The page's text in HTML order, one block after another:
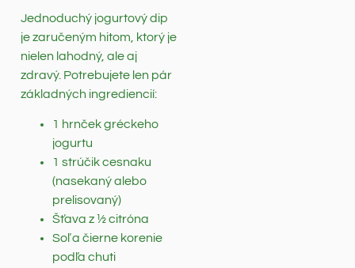
Jednoduchý jogurtový dip
je zaručeným hitom, ktorý je
nielen lahodný, ale aj
zdravý. Potrebujete len pár
základných ingrediencií:
1 hrnček gréckeho
jogurtu
1 strúčik cesnaku
(nasekaný alebo
prelisovaný)
Šťava z ½ citróna
Soľ a čierne korenie
podľa chuti